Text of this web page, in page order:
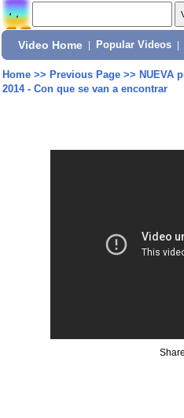
Video Home Popular Videos
Home>> Previous Page>> NUEVA
2014 - Con que se van a encontrar